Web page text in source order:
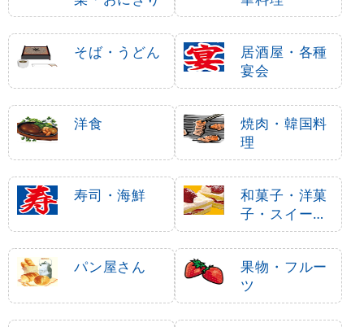
そば・うどん
居酒屋・各種
宴会
洋食
焼肉・韓国料
理
寿司・海鮮
和菓子・洋菓
子・スイーツ
・アイス
パン屋さん
果物・フルー
ツ